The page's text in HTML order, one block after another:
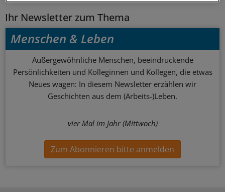
Ihr Newsletter zum Thema
Menschen & Leben
Außergewöhnliche Menschen, beeindruckende
Persönlichkeiten und Kolleginnen und Kollegen, die etwas
Neues wagen: In diesem Newsletter erzählen wir
Geschichten aus dem (Arbeits-)Leben.
vier Mal im Jahr (Mittwoch)
Zum Abonnieren bitte anmelden